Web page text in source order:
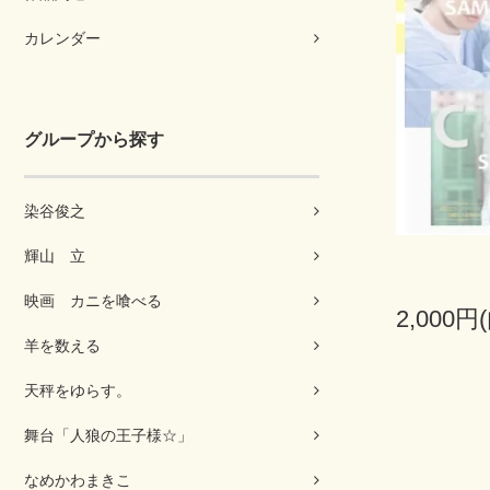
カレンダー
グループから探す
染谷俊之
輝山 立
映画 カニを喰べる
羊を数える
天秤をゆらす。
舞台「人狼の王子様☆」
なめかわまきこ
2,000円